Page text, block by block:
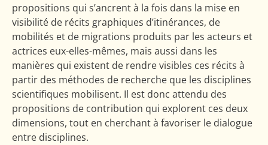
propositions qui s’ancrent à la fois dans la mise en
visibilité de récits graphiques d’itinérances, de
mobilités et de migrations produits par les acteurs et
actrices eux-elles-mêmes, mais aussi dans les
manières qui existent de rendre visibles ces récits à
partir des méthodes de recherche que les disciplines
scientifiques mobilisent. Il est donc attendu des
propositions de contribution qui explorent ces deux
dimensions, tout en cherchant à favoriser le dialogue
entre disciplines.